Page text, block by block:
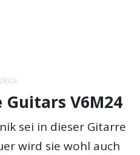
V6M24
sei in dieser Gitarre
wird sie wohl auch